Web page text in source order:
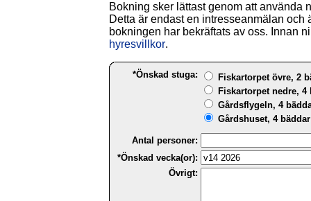
Bokning sker lättast genom att använda
Detta är endast en intresseanmälan och
bokningen har bekräftats av oss. Innan
hyresvillkor.
*Önskad stuga:
Fiskartorpet övre, 2
Fiskartorpet nedre, 4
Gårdsflygeln, 4
Gårdshuset, 4
Antal personer:
*Önskad vecka(or):
Övrigt: